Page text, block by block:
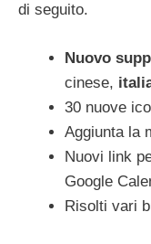
di seguito.
Nuovo
cinese,
30 nuove
Aggiunta la
Nuovi link
Google
Risolti vari